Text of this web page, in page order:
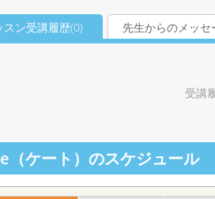
スン受講履歴(0) 先生からのメッセ
受講
（ケート）のスケジュール